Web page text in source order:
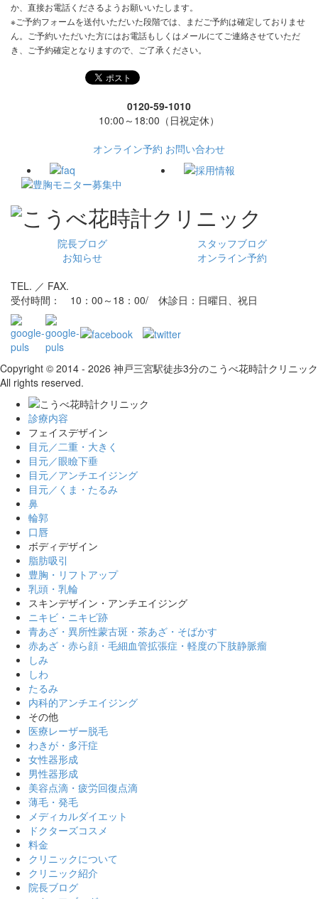
か、直接お電話くださるようお願いいたします。
※ご予約フォームを送付いただいた段階では、まだご予約は確定しておりませ
ん。ご予約いただいた方にはお電話もしくはメールにてご連絡させていただ
き、ご予約確定となりますので、ご了承ください。
0120-59-1010
10:00～18:00（日祝定休）
オンライン予約 お問い合わせ
院長ブログ
スタッフブログ
お知らせ
オンライン予約
TEL. ／ FAX.
受付時間： 10：00～18：00/ 休診日：日曜日、祝日
Copyright © 2014 - 2026 神戸三宮駅徒歩3分のこうべ花時計クリニック
All rights reserved.
診療内容
フェイスデザイン
目元／二重・大きく
目元／眼瞼下垂
目元／アンチエイジング
目元／くま・たるみ
鼻
輪郭
口唇
ボディデザイン
脂肪吸引
豊胸・リフトアップ
乳頭・乳輪
スキンデザイン・アンチエイジング
ニキビ・ニキビ跡
青あざ・異所性蒙古斑・茶あざ・そばかす
赤あざ・赤ら顔・毛細血管拡張症・軽度の下肢静脈瘤
しみ
しわ
たるみ
内科的アンチエイジング
その他
医療レーザー脱毛
わきが・多汗症
女性器形成
男性器形成
美容点滴・疲労回復点滴
薄毛・発毛
メディカルダイエット
ドクターズコスメ
料金
クリニックについて
クリニック紹介
院長ブログ